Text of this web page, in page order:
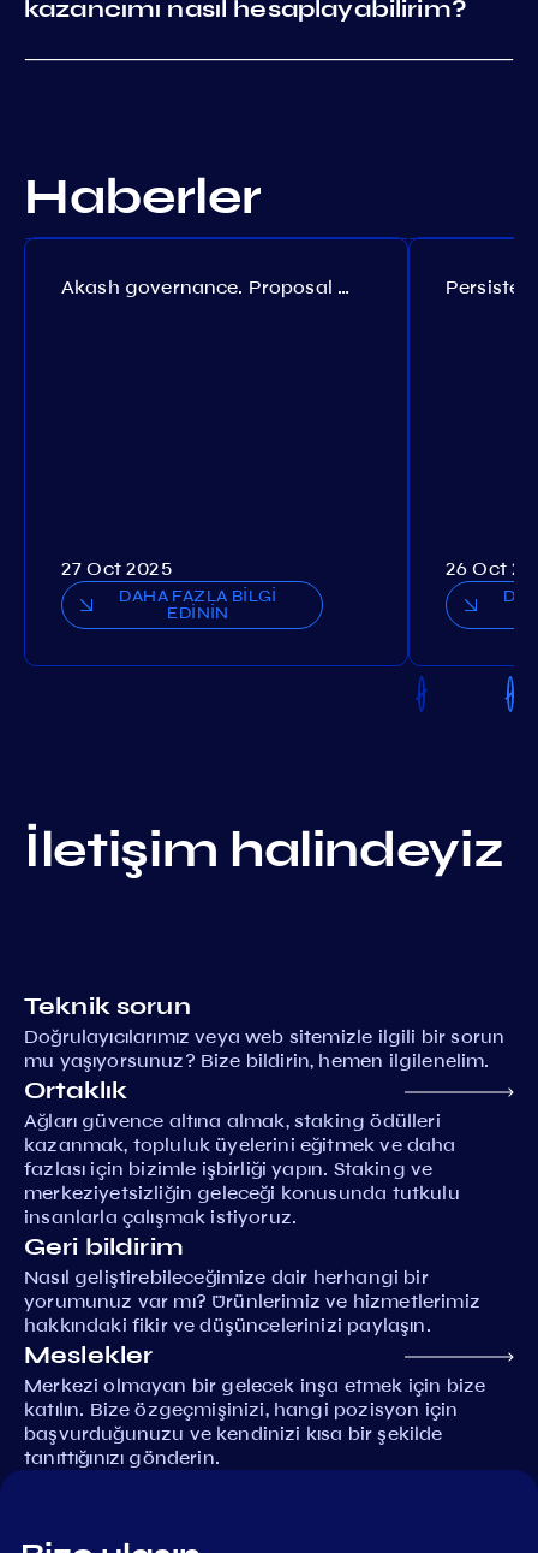
kazancımı nasıl hesaplayabilirim?
Haberler
Akash governance. Proposal №308
27 Oct 2025
DAHA FAZLA BİLGİ
EDİNİN
26 Oct
İletişim halindeyiz
Teknik sorun
Doğrulayıcılarımız veya web sitemizle ilgili bir sorun
mu yaşıyorsunuz? Bize bildirin, hemen ilgilenelim.
Ortaklık
Ağları güvence altına almak, staking ödülleri
kazanmak, topluluk üyelerini eğitmek ve daha
fazlası için bizimle işbirliği yapın. Staking ve
merkeziyetsizliğin geleceği konusunda tutkulu
insanlarla çalışmak istiyoruz.
Geri bildirim
Nasıl geliştirebileceğimize dair herhangi bir
yorumunuz var mı? Ürünlerimiz ve hizmetlerimiz
hakkındaki fikir ve düşüncelerinizi paylaşın.
Meslekler
Merkezi olmayan bir gelecek inşa etmek için bize
katılın. Bize özgeçmişinizi, hangi pozisyon için
başvurduğunuzu ve kendinizi kısa bir şekilde
tanıttığınızı gönderin.